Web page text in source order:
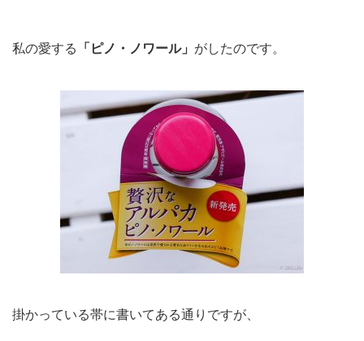
私の愛する 「ピノ・ノワール」 がしたのです。
掛かっている帯に書いてある通りですが、